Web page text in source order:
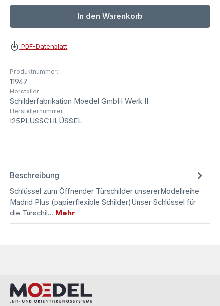
In den Warenkorb
PDF-Datenblatt
Produktnummer:
11947
Hersteller:
Schilderfabrikation Moedel GmbH Werk II
Herstellernummer:
I25PLUSSCHLÜSSEL
Beschreibung
Schlüssel zum Öffnender Türschilder unsererModellreihe
Madrid Plus (papierflexible Schilder)Unser Schlüssel für
die Türschil… Mehr